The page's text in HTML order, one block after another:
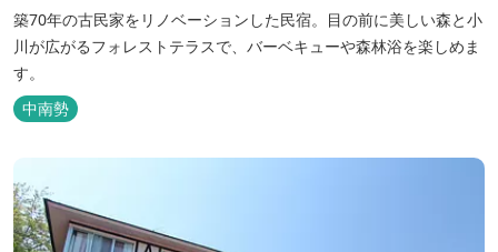
築70年の古民家をリノベーションした民宿。目の前に美しい森と小
川が広がるフォレストテラスで、バーベキューや森林浴を楽しめま
す。
中南勢